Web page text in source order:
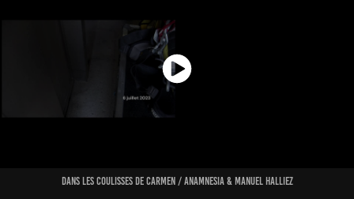
dans les coulisses de carmen / anamnesia & Manuel Halliez